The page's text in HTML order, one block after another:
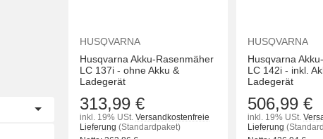
HUSQVARNA
Husqvarna Akku-Rasenmäher
LC 137i - ohne Akku &
Ladegerät
313,99 €
inkl. 19% USt. Versandkostenfreie
Lieferung (Standardpaket)
HUSQVARNA
Husqvarna
LC 142i - inkl.
Ladegerät
506,99 €
inkl. 19% USt.
Lieferung